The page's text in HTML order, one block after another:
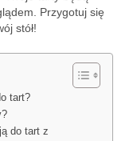
Przygotuj się
stół!
tart?
do tart z